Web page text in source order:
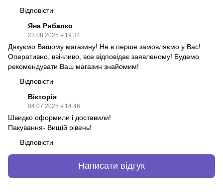
Відповісти
Яна Рибалко
23.08.2025 в 19:34
Дякуємо Вашому магазину! Не в перше замовляємо у Вас!
Оперативно, ввічливо, все відповідає заявленому! Будемо
рекомендувати Ваш магазин знайомим!
Відповісти
Вікторія
04.07.2025 в 14:46
Швидко оформили і доставили!
Пакування- Вищій рівень!
Відповісти
Написати відгук